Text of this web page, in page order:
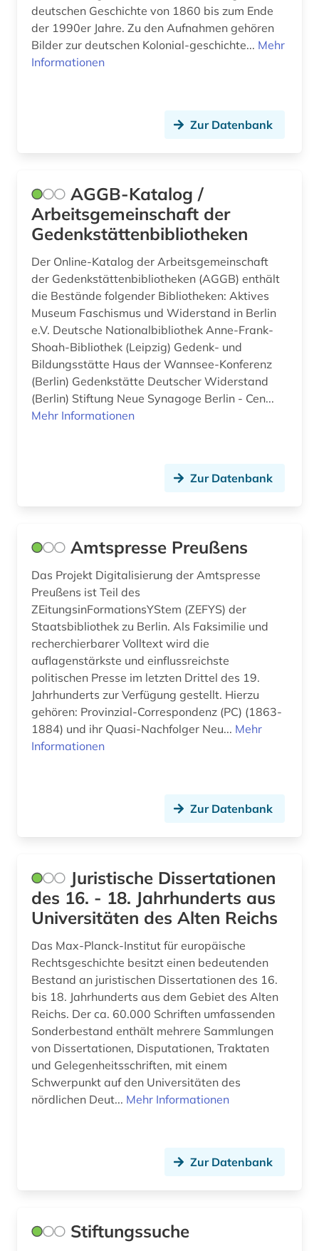
drittes reich (10)
drs (1)
e-book (1)
e-learning (1)
ehemalige deutsche gebiete (1)
eingruppierung (3)
einheitlicher bewertungsmaßstab für
kassenärztliche leistung 2000 plus (1)
einkommen (1)
einkommensteuergesetz (2)
elektroindustrie (1)
elektronische bibliothek (1)
elektronische zeitschrift (1)
elektronische zeitung (1)
elektronisches buch (2)
elsass (1)
energiewirtschaftsrecht (1)
entartete kunst (2)
entgeltordnung (1)
entnazifizierung (1)
entscheidungen (2)
entscheidungsammlung (1)
entscheidungssammlung (12)
erlebnisbericht (1)
deutschen Geschichte von 1860 bis zum Ende
der 1990er Jahre. Zu den Aufnahmen gehören
Bilder zur deutschen Kolonial-geschichte... Mehr
Informationen
Zur Datenbank
AGGB-Katalog /
Arbeitsgemeinschaft der
Gedenkstättenbibliotheken
Der Online-Katalog der Arbeitsgemeinschaft
der Gedenkstättenbibliotheken (AGGB) enthält
die Bestände folgender Bibliotheken: Aktives
Museum Faschismus und Widerstand in Berlin
e.V. Deutsche Nationalbibliothek Anne-Frank-
Shoah-Bibliothek (Leipzig) Gedenk- und
Bildungsstätte Haus der Wannsee-Konferenz
(Berlin) Gedenkstätte Deutscher Widerstand
(Berlin) Stiftung Neue Synagoge Berlin - Cen...
Mehr Informationen
Zur Datenbank
Amtspresse Preußens
Das Projekt Digitalisierung der Amtspresse
Preußens ist Teil des
ZEitungsinFormationsYStem (ZEFYS) der
Staatsbibliothek zu Berlin. Als Faksimilie und
recherchierbarer Volltext wird die
auflagenstärkste und einflussreichste
politischen Presse im letzten Drittel des 19.
Jahrhunderts zur Verfügung gestellt. Hierzu
gehören: Provinzial-Correspondenz (PC) (1863-
1884) und ihr Quasi-Nachfolger Neu... Mehr
Informationen
Zur Datenbank
Juristische Dissertationen
des 16. - 18. Jahrhunderts aus
Universitäten des Alten Reichs
Das Max-Planck-Institut für europäische
Rechtsgeschichte besitzt einen bedeutenden
Bestand an juristischen Dissertationen des 16.
bis 18. Jahrhunderts aus dem Gebiet des Alten
Reichs. Der ca. 60.000 Schriften umfassenden
Sonderbestand enthält mehrere Sammlungen
von Dissertationen, Disputationen, Traktaten
und Gelegenheitsschriften, mit einem
Schwerpunkt auf den Universitäten des
nördlichen Deut... Mehr Informationen
Zur Datenbank
Stiftungssuche